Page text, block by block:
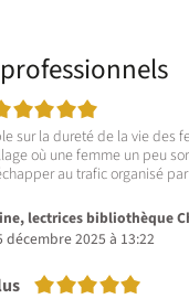
Livre
5
sur la dureté de la vie des
où une femme un peu
au trafic organisé
lectrices bibliothèque
décembre 2025 à 13:22
5/5